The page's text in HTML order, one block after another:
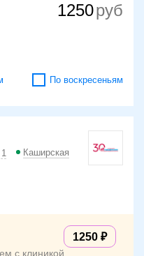
1250
По воскресеньям
Каширская
1250
с клиникой